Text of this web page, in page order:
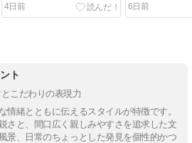
4日前
6日前
ト
こだわりの表現力
情緒とともに伝えるスタイルが特徴です。
さと、間口広く親しみやすさを追求した文
景、日常のちょっとした発見を個性的かつ